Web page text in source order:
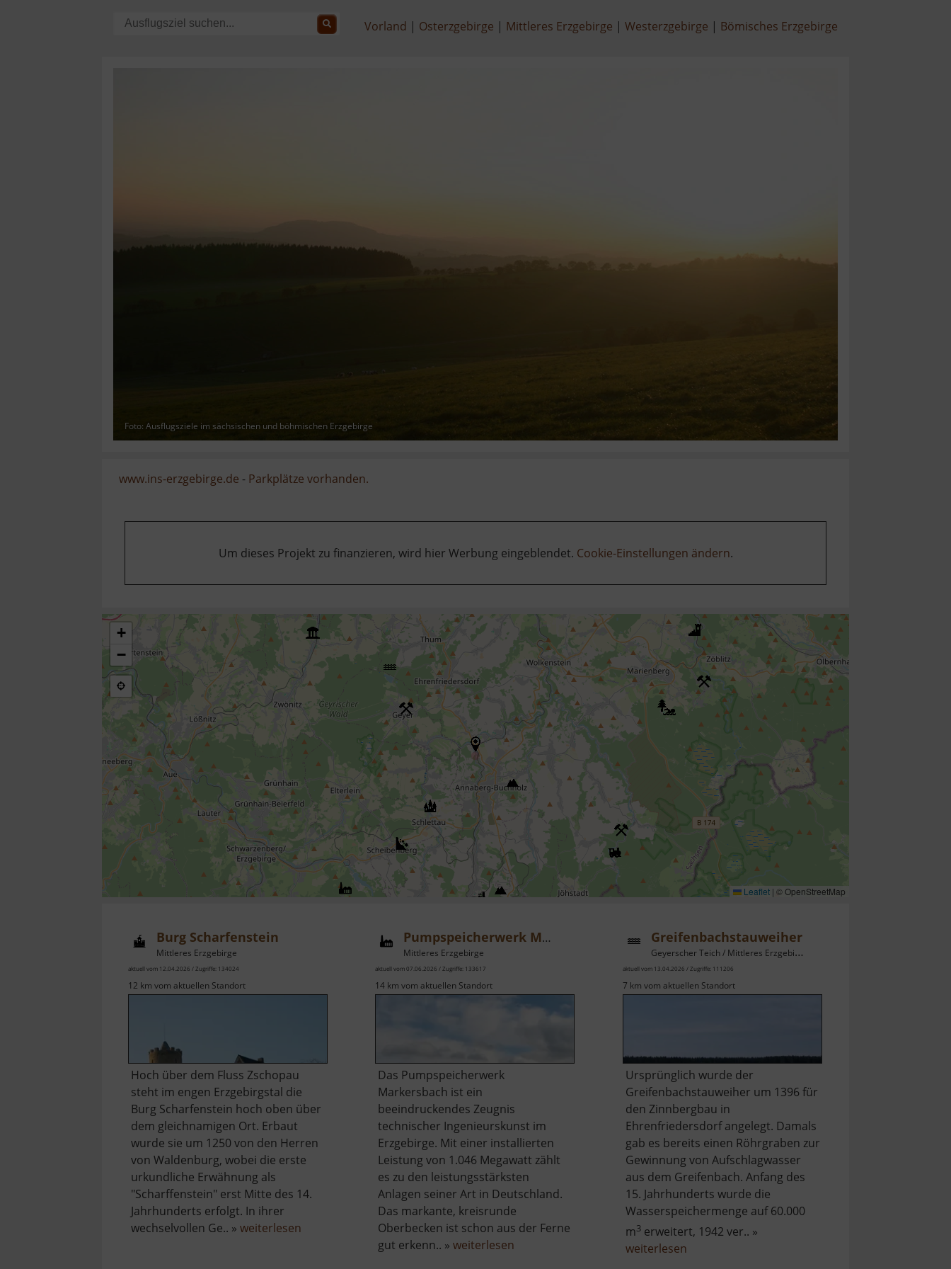
Vorland Osterzgebirge Mittleres Erzgebirge Westerzgebirge Bömisches Erzgebirge
Foto: Ausflugsziele im sächsischen und böhmischen Erzgebirge
www.ins-erzgebirge.de - Parkplätze vorhanden.
Um dieses Projekt zu finanzieren, wird hier Werbung eingeblendet. Cookie-Einstellungen ändern.
+
−
Leaflet | © OpenStreetMap
Burg Scharfenstein
Mittleres Erzgebirge
aktuell vom 12.04.2026 / Zugriffe: 134024
12 km vom aktuellen Standort
Hoch über dem Fluss Zschopau
steht im engen Erzgebirgstal die
Burg Scharfenstein hoch oben über
dem gleichnamigen Ort. Erbaut
wurde sie um 1250 von den Herren
von Waldenburg, wobei die erste
urkundliche Erwähnung als
"Scharffenstein" erst Mitte des 14.
Jahrhunderts erfolgt. In ihrer
wechselvollen Ge.. » weiterlesen
Pumpspeicherwerk Markersbach
Mittleres Erzgebirge
aktuell vom 07.06.2026 / Zugriffe: 133617
14 km vom aktuellen Standort
Das Pumpspeicherwerk
Markersbach ist ein
beeindruckendes Zeugnis
technischer Ingenieurskunst im
Erzgebirge. Mit einer installierten
Leistung von 1.046 Megawatt zählt
es zu den leistungsstärksten
Anlagen seiner Art in Deutschland.
Das markante, kreisrunde
Oberbecken ist schon aus der Ferne
gut erkenn.. »weiterlesen
Greifenbachstauweiher
Geyerscher Teich / Mittleres Erzgebirge
aktuell vom 13.04.2026 / Zugriffe: 111206
7 km vom aktuellen Standort
Ursprünglich wurde der
Greifenbachstauweiher um 1396 für
den Zinnbergbau in
Ehrenfriedersdorf angelegt. Damals
gab es bereits einen Röhrgraben zur
Gewinnung von Aufschlagwasser
aus dem Greifenbach. Anfang des
15. Jahrhunderts wurde die
Wasserspeichermenge auf 60.000
m3erweitert, 1942 ver.. »
weiterlesenüber